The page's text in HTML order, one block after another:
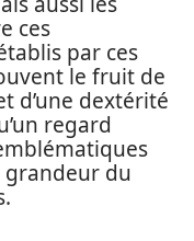
ces
par ces
le fruit de
d’une dextérité
regard
grandeur du